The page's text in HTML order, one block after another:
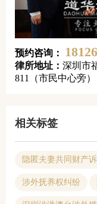
预约咨询：
律所地址： 深圳市
811（市民中心旁）
相关标签
隐匿夫妻共同财产
涉外抚养权纠纷